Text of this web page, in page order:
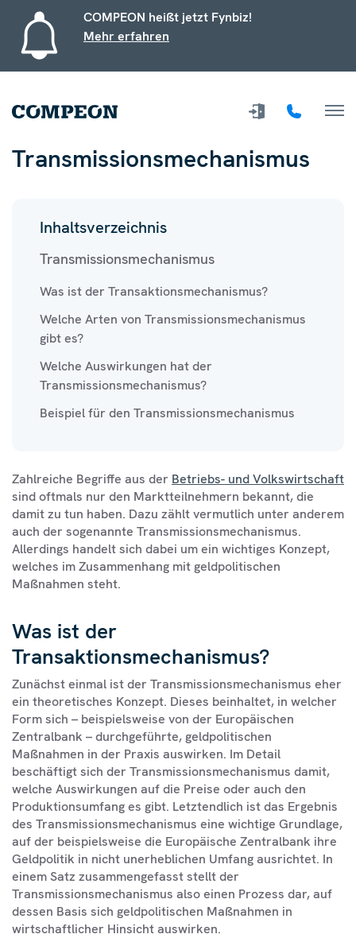
COMPEON heißt jetzt Fynbiz!
Mehr erfahren
Transmissionsmechanismus
Inhaltsverzeichnis
Transmissionsmechanismus
Was ist der Transaktionsmechanismus?
Welche Arten von Transmissionsmechanismus
gibt es?
Welche Auswirkungen hat der
Transmissionsmechanismus?
Beispiel für den Transmissionsmechanismus
Zahlreiche Begriffe aus der Betriebs- und Volkswirtschaft
sind oftmals nur den Marktteilnehmern bekannt, die
damit zu tun haben. Dazu zählt vermutlich unter anderem
auch der sogenannte Transmissionsmechanismus.
Allerdings handelt sich dabei um ein wichtiges Konzept,
welches im Zusammenhang mit geldpolitischen
Maßnahmen steht.
Was ist der
Transaktionsmechanismus?
Zunächst einmal ist der Transmissionsmechanismus eher
ein theoretisches Konzept. Dieses beinhaltet, in welcher
Form sich – beispielsweise von der Europäischen
Zentralbank – durchgeführte, geldpolitischen
Maßnahmen in der Praxis auswirken. Im Detail
beschäftigt sich der Transmissionsmechanismus damit,
welche Auswirkungen auf die Preise oder auch den
Produktionsumfang es gibt. Letztendlich ist das Ergebnis
des Transmissionsmechanismus eine wichtige Grundlage,
auf der beispielsweise die Europäische Zentralbank ihre
Geldpolitik in nicht unerheblichen Umfang ausrichtet. In
einem Satz zusammengefasst stellt der
Transmissionsmechanismus also einen Prozess dar, auf
dessen Basis sich geldpolitischen Maßnahmen in
wirtschaftlicher Hinsicht auswirken.